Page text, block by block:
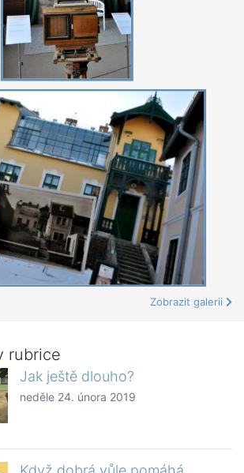
Zobrazit galerii
rubrice
Jak ještě dlouho?
neděle 24. února 2019